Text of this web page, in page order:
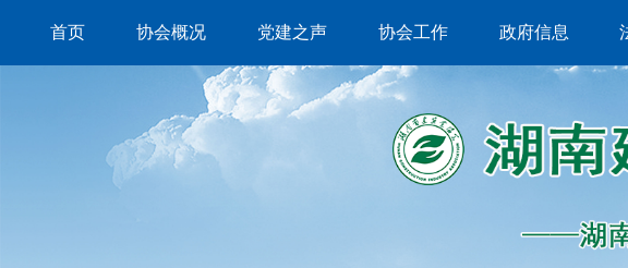
首页 协会概况 党建之声 协会工作 政府信息